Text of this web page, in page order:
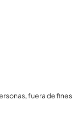
fuera de fines